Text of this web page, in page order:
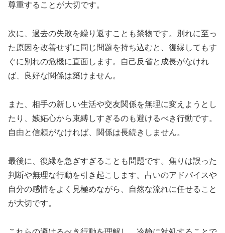
尊重することが大切です。
次に、過去の失敗を繰り返すことも禁物です。別れに至っ
た原因を改善せずに同じ問題を持ち込むと、復縁してもす
ぐに別れの危機に直面します。自己反省と成長がなけれ
ば、良好な関係は築けません。
また、相手の新しい生活や交友関係を無理に変えようとし
たり、嫉妬心から束縛しすぎるのも避けるべき行動です。
自由と信頼がなければ、関係は長続きしません。
最後に、復縁を急ぎすぎることも問題です。焦りは誤った
判断や無理な行動を引き起こします。占いのアドバイスや
自分の感情をよく見極めながら、自然な流れに任せること
が大切です。